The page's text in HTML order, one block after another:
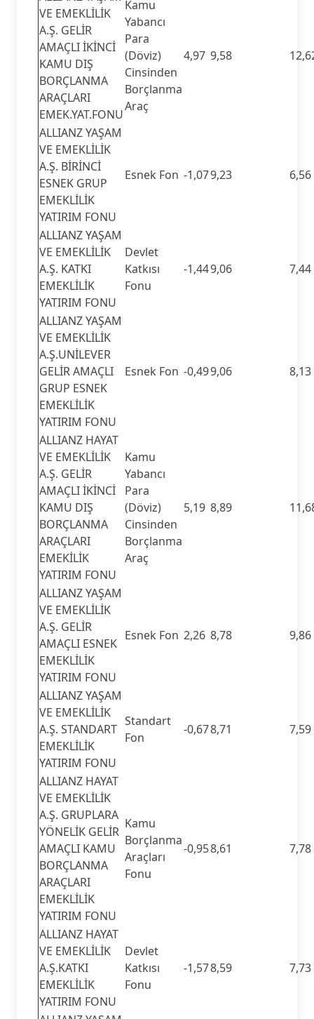
VE EMEKLİLİK
A.Ş. GELİR
AMAÇLI İKİNCİ
KAMU DIŞ
BORÇLANMA
ARAÇLARI
EMEK.YAT.FONU
Kamu
Yabancı
Para
(Döviz)
Cinsinden
Borçlanma
Araç
4,97 9,58
ALLIANZ YAŞAM
VE EMEKLİLİK
A.Ş. BİRİNCİ
ESNEK GRUP
EMEKLİLİK
YATIRIM FONU
Esnek Fon -1,079,23 6,56
ALLIANZ YAŞAM
VE EMEKLİLİK
A.Ş. KATKI
EMEKLİLİK
YATIRIM FONU
Devlet
Katkısı
Fonu
-1,449,06 7,44
ALLIANZ YAŞAM
VE EMEKLİLİK
A.Ş.UNİLEVER
GELİR AMAÇLI
GRUP ESNEK
EMEKLİLİK
YATIRIM FONU
Esnek Fon -0,499,06 8,13
ALLIANZ HAYAT
VE EMEKLİLİK
A.Ş. GELİR
AMAÇLI İKİNCİ
KAMU DIŞ
BORÇLANMA
ARAÇLARI
EMEKİLİK
YATIRIM FONU
Kamu
Yabancı
Para
(Döviz)
Cinsinden
Borçlanma
Araç
5,19 8,89
ALLIANZ YAŞAM
VE EMEKLİLİK
A.Ş. GELİR
AMAÇLI ESNEK
EMEKLİLİK
YATIRIM FONU
Esnek Fon 2,26 8,78 9,86
ALLIANZ YAŞAM
VE EMEKLİLİK
A.Ş. STANDART
EMEKLİLİK
YATIRIM FONU
Standart
Fon
-0,678,71 7,59
ALLIANZ HAYAT
VE EMEKLİLİK
A.Ş. GRUPLARA
YÖNELİK GELİR
AMAÇLI KAMU
BORÇLANMA
ARAÇLARI
EMEKLİLİK
YATIRIM FONU
Kamu
Borçlanma
Araçları
Fonu
-0,958,61 7,78
ALLIANZ HAYAT
VE EMEKLİLİK
A.Ş.KATKI
EMEKLİLİK
YATIRIM FONU
Devlet
Katkısı
Fonu
-1,578,59 7,73